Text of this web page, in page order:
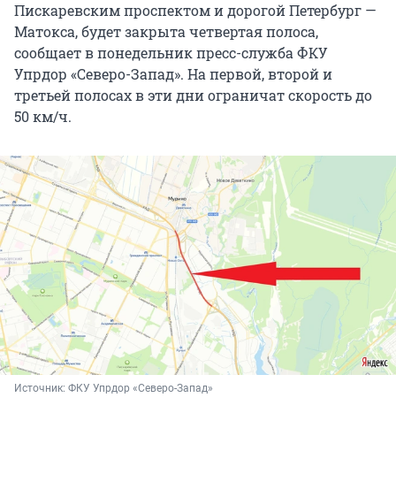
Пискаревским проспектом и дорогой Петербург —
Матокса, будет закрыта четвертая полоса,
сообщает в понедельник пресс-служба ФКУ
Упрдор «Северо-Запад». На первой, второй и
третьей полосах в эти дни ограничат скорость до
50 км/ч.
Источник: ФКУ Упрдор «Северо-Запад»